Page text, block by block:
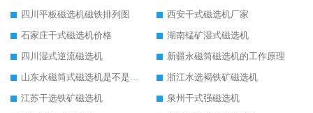
四川平板磁选机磁铁排列图
西安干式磁选机厂家
石家庄干式磁选机价格
湖南锰矿湿式磁选机
四川湿式逆流磁选机
新疆永磁筒磁选机的工作原理
山东永磁筒式磁选机是不是强磁
浙江水选褐铁矿磁选机
江苏干选铁矿磁选机
泉州干式强磁选机